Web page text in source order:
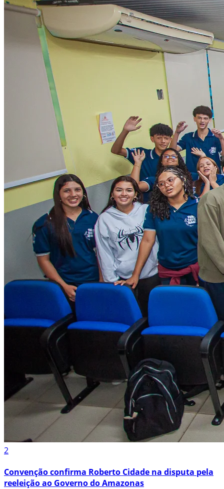
2
Convenção confirma Roberto Cidade na disputa pela
reeleição ao Governo do Amazonas